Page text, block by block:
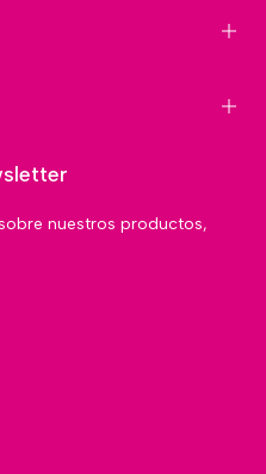
nuestros productos,